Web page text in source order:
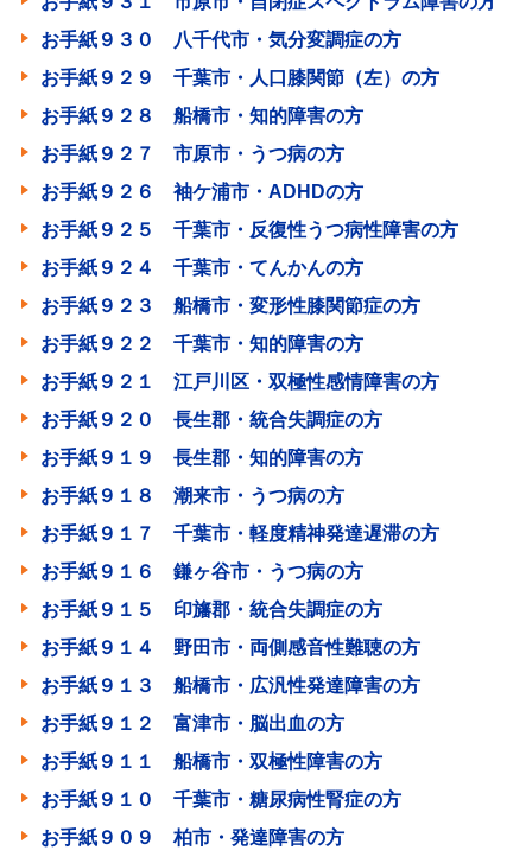
お手紙９３０ 八千代市・気分変調症の方
お手紙９２９ 千葉市・人口膝関節（左）の方
お手紙９２８ 船橋市・知的障害の方
お手紙９２７ 市原市・うつ病の方
お手紙９２６ 袖ケ浦市・ADHDの方
お手紙９２５ 千葉市・反復性うつ病性障害の方
お手紙９２４ 千葉市・てんかんの方
お手紙９２３ 船橋市・変形性膝関節症の方
お手紙９２２ 千葉市・知的障害の方
お手紙９２１ 江戸川区・双極性感情障害の方
お手紙９２０ 長生郡・統合失調症の方
お手紙９１９ 長生郡・知的障害の方
お手紙９１８ 潮来市・うつ病の方
お手紙９１７ 千葉市・軽度精神発達遅滞の方
お手紙９１６ 鎌ヶ谷市・うつ病の方
お手紙９１５ 印旛郡・統合失調症の方
お手紙９１４ 野田市・両側感音性難聴の方
お手紙９１３ 船橋市・広汎性発達障害の方
お手紙９１２ 富津市・脳出血の方
お手紙９１１ 船橋市・双極性障害の方
お手紙９１０ 千葉市・糖尿病性腎症の方
お手紙９０９ 柏市・発達障害の方